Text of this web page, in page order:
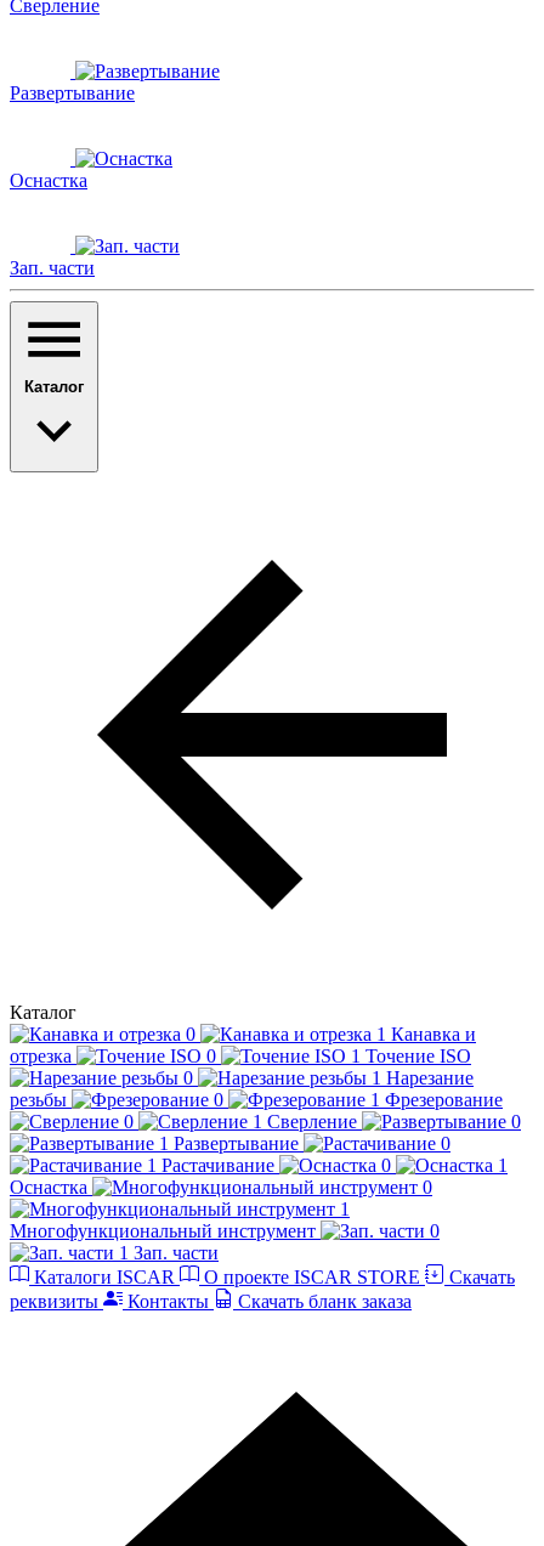
Сверление
Развертывание
Оснастка
Зап. части
Каталог
Каталог
Канавка и
отрезка
Точение ISO
Нарезание
резьбы
Фрезерование
Сверление
Развертывание
Растачивание
Оснастка
Многофункциональный инструмент
Зап. части
Каталоги ISCAR
О проекте ISCAR STORE
Скачать
реквизиты
Контакты Скачать бланк заказа